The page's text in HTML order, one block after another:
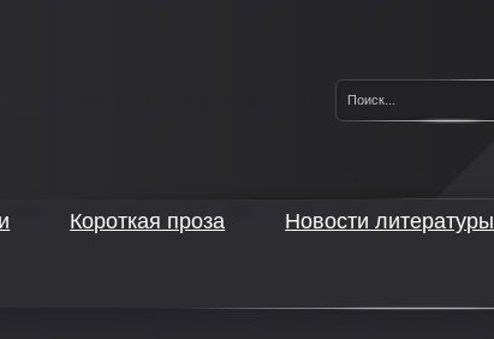
Короткая проза Новости литературы